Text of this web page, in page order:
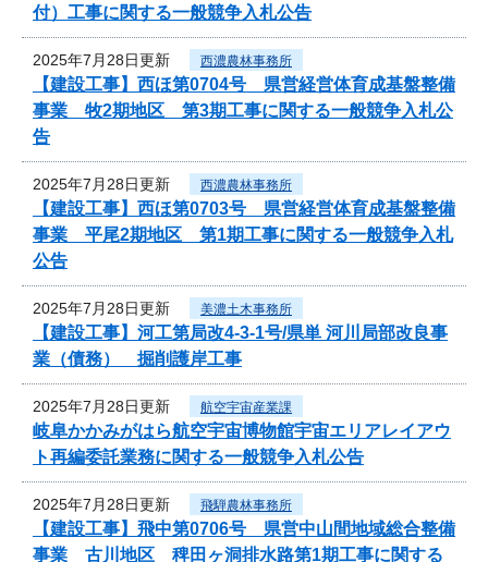
付）工事に関する一般競争入札公告
2025年7月28日更新 西濃農林事務所
【建設工事】西ほ第0704号 県営経営体育成基盤整備
事業 牧2期地区 第3期工事に関する一般競争入札公
告
2025年7月28日更新 西濃農林事務所
【建設工事】西ほ第0703号 県営経営体育成基盤整備
事業 平尾2期地区 第1期工事に関する一般競争入札
公告
2025年7月28日更新 美濃土木事務所
【建設工事】河工第局改4-3-1号/県単 河川局部改良事
業（債務） 掘削護岸工事
2025年7月28日更新 航空宇宙産業課
岐阜かかみがはら航空宇宙博物館宇宙エリアレイアウ
ト再編委託業務に関する一般競争入札公告
2025年7月28日更新 飛騨農林事務所
【建設工事】飛中第0706号 県営中山間地域総合整備
事業 古川地区 稗田ヶ洞排水路第1期工事に関する